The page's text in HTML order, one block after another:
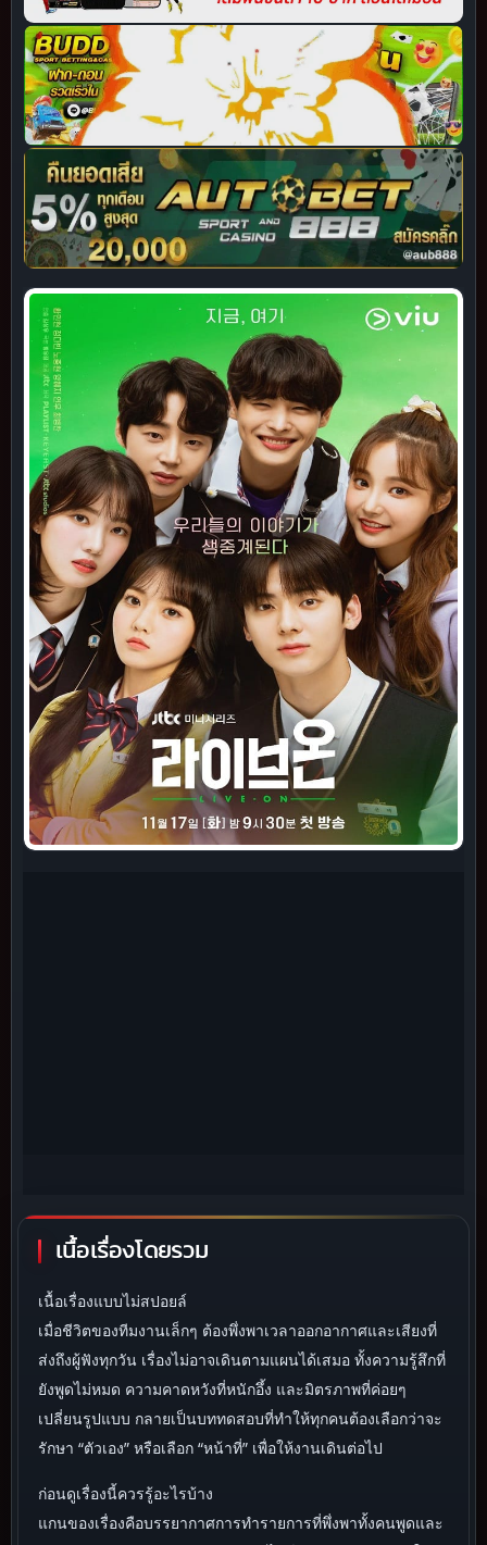
เนื้อเรื่องโดยรวม
เนื้อเรื่องแบบไม่สปอยล์
เมื่อชีวิตของทีมงานเล็กๆ ต้องพึ่งพาเวลาออกอากาศและเสียงที่
ส่งถึงผู้ฟังทุกวัน เรื่องไม่อาจเดินตามแผนได้เสมอ ทั้งความรู้สึกที่
ยังพูดไม่หมด ความคาดหวังที่หนักอึ้ง และมิตรภาพที่ค่อยๆ
เปลี่ยนรูปแบบ กลายเป็นบททดสอบที่ทำให้ทุกคนต้องเลือกว่าจะ
รักษา “ตัวเอง” หรือเลือก “หน้าที่” เพื่อให้งานเดินต่อไป
ก่อนดูเรื่องนี้ควรรู้อะไรบ้าง
แกนของเรื่องคือบรรยากาศการทำรายการที่พึ่งพาทั้งคนพูดและ